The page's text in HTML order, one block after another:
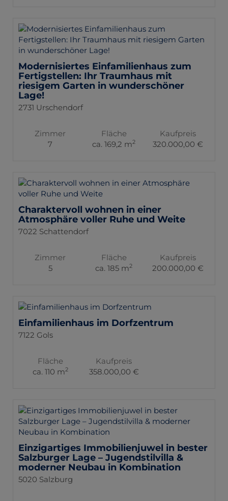
Modernisiertes Einfamilienhaus zum
Fertigstellen: Ihr Traumhaus mit
riesigem Garten in wunderschöner
Lage!
2731 Urschendorf
Zimmer
7
Fläche
ca. 169,2 m2
Kaufpreis
320.000,00 €
Charaktervoll wohnen in einer
Atmosphäre voller Ruhe und Weite
7022 Schattendorf
Zimmer
5
Fläche
ca. 185 m2
Kaufpreis
200.000,00 €
Einfamilienhaus im Dorfzentrum
7122 Gols
Fläche
ca. 110 m2
Kaufpreis
358.000,00 €
Einzigartiges Immobilienjuwel in bester
Salzburger Lage – Jugendstilvilla &
moderner Neubau in Kombination
5020 Salzburg